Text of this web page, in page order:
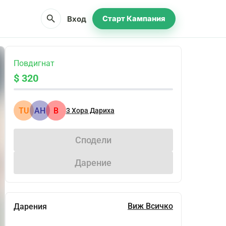
search Вход Старт Кампания
Повдигнат
$ 320
TU АН B 3Хора Дариха
Сподели
Дарение
Дарения Виж Всичко